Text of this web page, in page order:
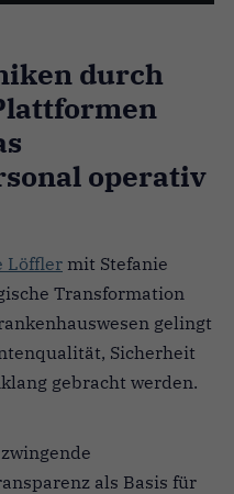
durch
operativ
Löffler mit Stefanie
Transformation
gelingt
Sicherheit
gebracht werden.
als Basis für